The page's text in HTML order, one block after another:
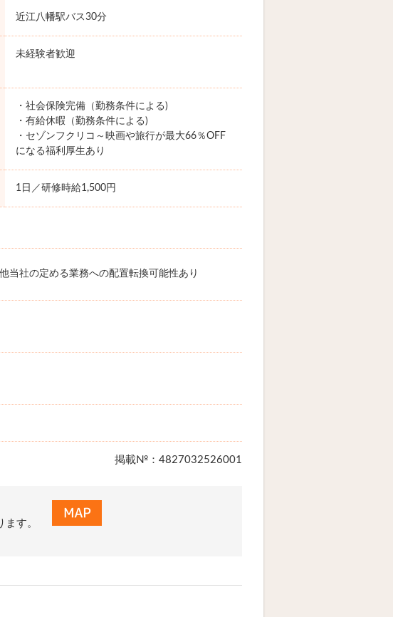
近江八幡駅バス30分
未経験者歓迎
・社会保険完備（勤務条件による)
・有給休暇（勤務条件による)
・セゾンフクリコ～映画や旅行が最大66％OFF
になる福利厚生あり
1日／研修時給1,500円
当社の定める業務への配置転換可能性あり
掲載№：4827032526001
す。